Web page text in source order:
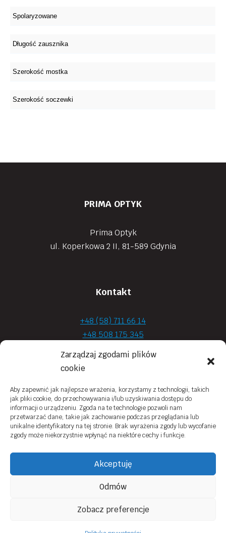
Zarządzaj zgodami plików
cookie
Aby zapewnić jak najlepsze wrażenia, korzystamy z technologii, takich
jak pliki cookie, do przechowywania i/lub uzyskiwania dostępu do
informacji o urządzeniu. Zgoda na te technologie pozwoli nam
przetwarzać dane, takie jak zachowanie podczas przeglądania lub
unikalne identyfikatory na tej stronie. Brak wyrażenia zgody lub wycofanie
zgody może niekorzystnie wpłynąć na niektóre cechy i funkcje.
Akceptuję
Odmów
Zobacz preferencje
PRIMA OPTYK
Prima Optyk
ul. Koperkowa 2 II, 81-589 Gdynia
Kontakt
+48 (58) 711 66 14
+48 508 175 345
+48 720 870 590
prima.optyk@gmail.com
Moje konto
Obowiązek Informacyjny
Polityka prywatności
Regulamin sklepu online